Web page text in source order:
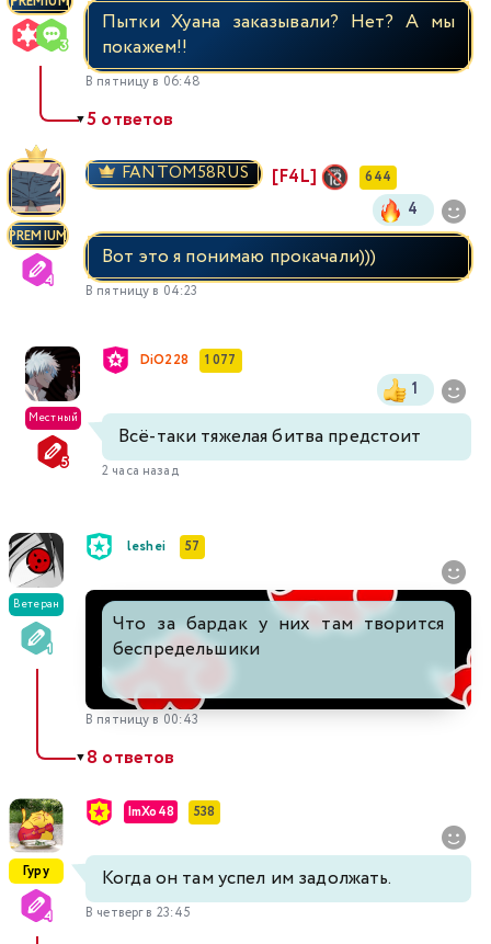
Пытки Хуана заказывали? Нет? А мы
покажем!!
В пятницу в 06:48
▼5 ответов
PREMIUM
FANTOM58RUS [F4L] 644
4
Вот это я понимаю прокачали)))
В пятницу в 04:23
Местный
DiO228 1 077
1
Всё-таки тяжелая битва предстоит
2 часа назад
Ветеран
leshei 57
Что за бардак у них там творится
беспредельшики
В пятницу в 00:43
▼8 ответов
Гуру
ImXo48 538
Когда он там успел им задолжать.
В четверг в 23:45